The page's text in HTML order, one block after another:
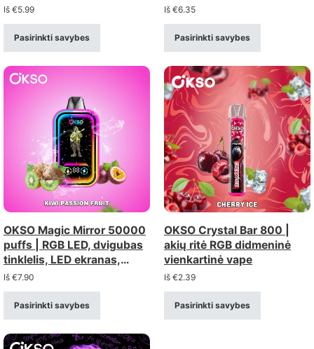
didmeninis elektroninių
cigarečių rūkymas
Iš €5.99
Pasirinkti savybes
vienkartiniai vape
Iš €6.35
Pasirinkti savybes
OKSO Magic Mirror 50000
puffs | RGB LED, dvigubas
tinklelis, LED ekranas,
vienkartinis vape
Iš €7.90
Pasirinkti savybes
OKSO Crystal Bar 800 |
akių ritė RGB didmeninė
vienkartinė vape
Iš €2.39
Pasirinkti savybes